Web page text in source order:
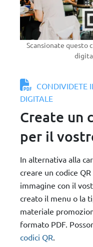
CONDIVIDETE
DIGITALE
Create un
per il
In alternativa alla
creare un codice
immagine con il
creato il menu o la
materiale
formato PDF.
codici QR.
Scansionate questo